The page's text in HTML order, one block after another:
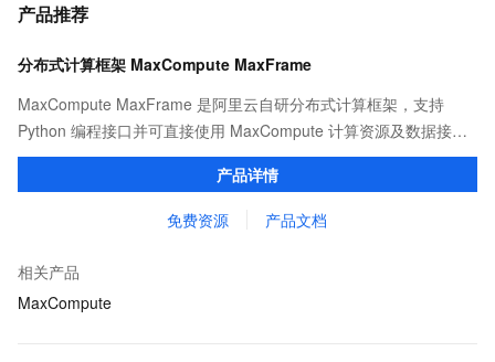
产品推荐
分布式计算框架 MaxCompute MaxFrame
MaxCompute MaxFrame 是阿里云自研分布式计算框架，支持
Python 编程接口并可直接使用 MaxCompute 计算资源及数据接
口，与 MaxCompute Notebook、镜像管理等功能共同构成
MaxCompute 完整 Python 开发生态。
产品详情
免费资源 产品文档
相关产品
MaxCompute